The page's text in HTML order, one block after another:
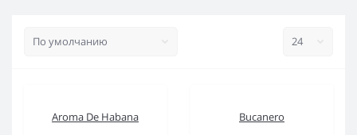
Aroma De Habana Bucanero